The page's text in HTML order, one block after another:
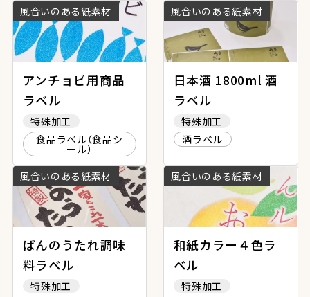
風合いのある紙素材
アンチョビ用商品
ラベル
特殊加工
食品ラベル（食品シ
ール）
風合いのある紙素材
日本酒 1800ml 酒
ラベル
特殊加工
酒ラベル
風合いのある紙素材
ばんのうたれ調味
料ラベル
特殊加工
風合いのある紙素材
和紙カラー４色ラ
ベル
特殊加工